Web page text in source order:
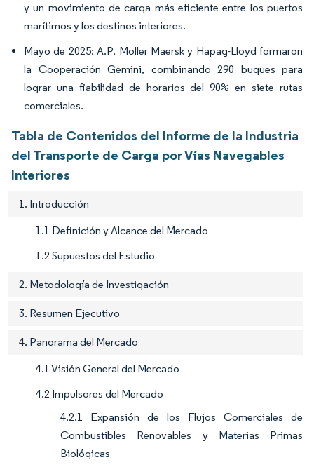
y un movimiento de carga más eficiente entre los puertos
marítimos y los destinos interiores.
Mayo de 2025: A.P. Moller Maersk y Hapag-Lloyd formaron
la Cooperación Gemini, combinando 290 buques para
lograr una fiabilidad de horarios del 90% en siete rutas
comerciales.
Tabla de Contenidos del Informe de la Industria
del Transporte de Carga por Vías Navegables
Interiores
1. Introducción
1.1 Definición y Alcance del Mercado
1.2 Supuestos del Estudio
2. Metodología de Investigación
3. Resumen Ejecutivo
4. Panorama del Mercado
4.1 Visión General del Mercado
4.2 Impulsores del Mercado
4.2.1 Expansión de los Flujos Comerciales de
Combustibles Renovables y Materias Primas
Biológicas